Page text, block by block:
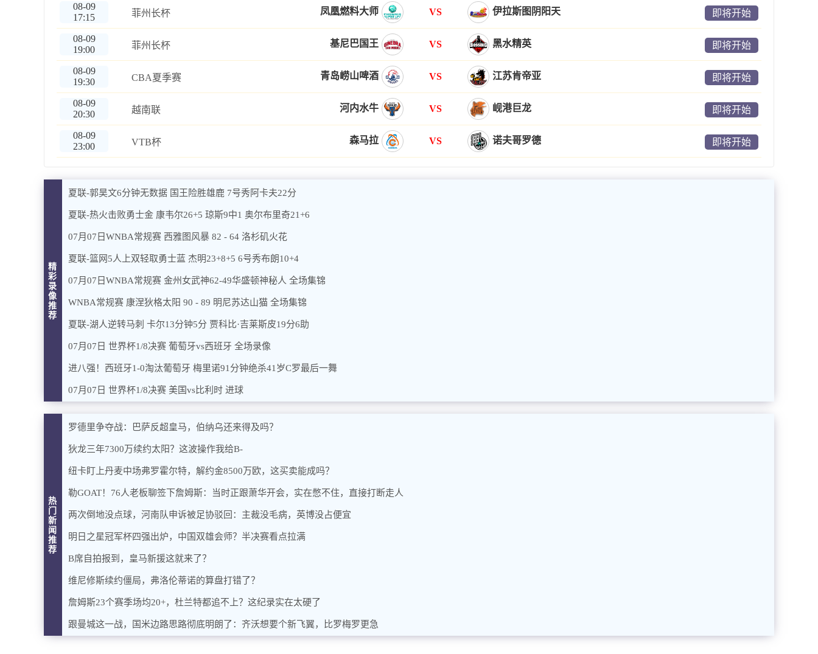
08-09
17:15
菲州长杯 凤凰燃料大师 VS 伊拉斯图阴阳天 即将开始
08-09
19:00
菲州长杯 基尼巴国王 VS 黑水精英 即将开始
08-09
19:30
CBA夏季赛 青岛崂山啤酒 VS 江苏肯帝亚 即将开始
08-09
20:30
越南联 河内水牛 VS 岘港巨龙 即将开始
08-09
23:00
VTB杯 森马拉 VS 诺夫哥罗德 即将开始
精
彩
录
像
推
荐
夏联-郭昊文6分钟无数据 国王险胜雄鹿 7号秀阿卡夫22分
夏联-热火击败勇士金 康韦尔26+5 琼斯9中1 奥尔布里奇21+6
07月07日WNBA常规赛 西雅图风暴 82 - 64 洛杉矶火花
夏联-篮网5人上双轻取勇士蓝 杰明23+8+5 6号秀布朗10+4
07月07日WNBA常规赛 金州女武神62-49华盛顿神秘人 全场集锦
WNBA常规赛 康涅狄格太阳 90 - 89 明尼苏达山猫 全场集锦
夏联-湖人逆转马刺 卡尔13分钟5分 贾科比·吉莱斯皮19分6助
07月07日 世界杯1/8决赛 葡萄牙vs西班牙 全场录像
进八强！西班牙1-0淘汰葡萄牙 梅里诺91分钟绝杀41岁C罗最后一舞
07月07日 世界杯1/8决赛 美国vs比利时 进球
热
门
新
闻
推
荐
罗德里争夺战：巴萨反超皇马，伯纳乌还来得及吗？
狄龙三年7300万续约太阳？这波操作我给B-
纽卡盯上丹麦中场弗罗霍尔特，解约金8500万欧，这买卖能成吗？
勒GOAT！76人老板聊签下詹姆斯：当时正跟萧华开会，实在憋不住，直接打断走人
两次倒地没点球，河南队申诉被足协驳回：主裁没毛病，英博没占便宜
明日之星冠军杯四强出炉，中国双雄会师？半决赛看点拉满
B席自拍报到，皇马新援这就来了？
维尼修斯续约僵局，弗洛伦蒂诺的算盘打错了？
詹姆斯23个赛季场均20+，杜兰特都追不上？这纪录实在太硬了
跟曼城这一战，国米边路思路彻底明朗了：齐沃想要个新飞翼，比罗梅罗更急